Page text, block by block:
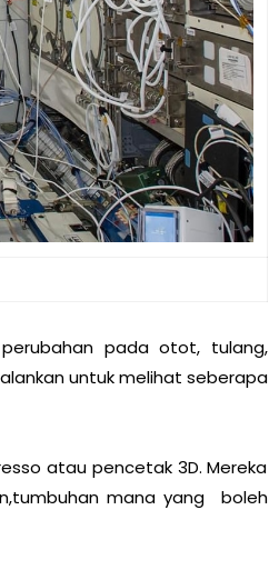
pada otot, tulang,
untuk melihat seberapa
atau pencetak 3D. Mereka
mana yang boleh